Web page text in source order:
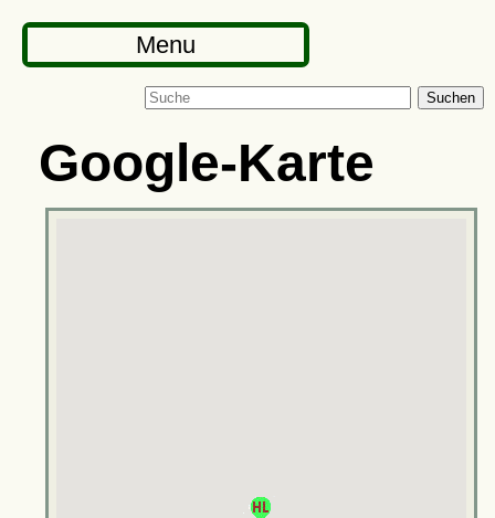
Menu
Suchen
Google-Karte